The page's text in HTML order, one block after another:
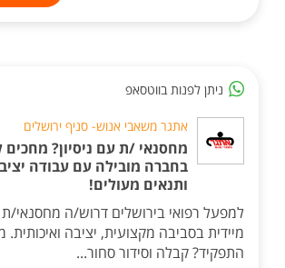
ניתן לפנות בווטסאפ
אתגר משאבי אנוש- סניף ירושלים
מחסנאי /ת עם ניסיון? מחכים
בחברה מובילה עם עבודה
ותנאים מעולים!
למפעל רפואי בירושלים דרוש/ה מחסנאי/
מיידית בסביבה מקצועית, יציבה ואיכותית.
התפקיד? קבלה וסידור סחור...